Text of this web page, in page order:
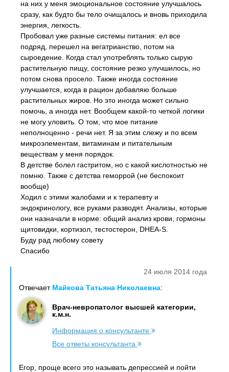
на них у меня эмоциональное состояние улучшалось
сразу, как будто бы тело очищалось и вновь приходила
энергия, легкость.
Пробовал уже разные системы питания: ел все
подряд, перешел на вегатрианство, потом на
сыроедение. Когда стал употреблять только сырую
растительную пищу, состояние резко улучшилось, но
потом снова просело. Также иногда состояние
улучшается, когда в рацион добавляю больше
растительных жиров. Но это иногда может сильно
помочь, а иногда нет. Вообщем какой-то четкой логики
не могу уловить. О том, что мое питание
неполноценно - речи нет. Я за этим слежу и по всем
микроэлементам, витаминам и питательным
веществам у меня порядок.
В детстве болел гастритом, но с какой кислотностью не
помню. Также с детства геморрой (не беспокоит
вообще)
Ходил с этими жалобами и к терапевту и
эндокринологу, все руками разводят. Анализы, которые
они назначали в норме: общий анализ крови, гормоны
щитовидки, кортизол, тестостерон, DHEA-S.
Буду рад любому совету
Спасибо
24 июля 2014 года
Отвечает Майкова Татьяна Николаевна:
Врач-невропатолог высшей категории,
к.м.н.
Информация о консультанте
Все ответы консультанта
Егор, проще всего это называть депрессией и пойти